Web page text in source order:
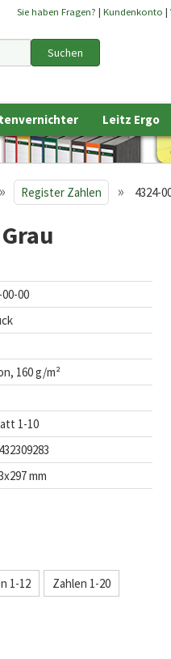
Sie haben Fragen? | Kundenkonto |
Suchen
Leitz Ergo
» Register Zahlen » 4324-
00
160 g/m²
1-10
mm
1-12 Zahlen 1-20